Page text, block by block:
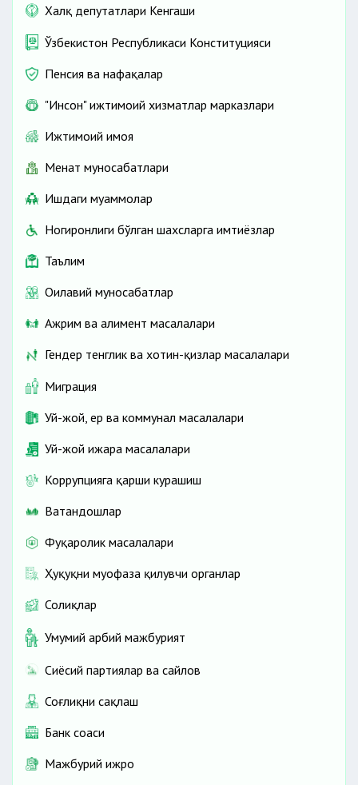
Халқ депутатлари Кенгаши
Ўзбекистон Республикаси Конституцияси
Пенсия ва нафақалар
"Инсон" ижтимоий хизматлар марказлари
Ижтимоий ҳимоя
Меҳнат муносабатлари
Ишдаги муаммолар
Ногиронлиги бўлган шахсларга имтиёзлар
Таълим
Оилавий муносабатлар
Ажрим ва алимент масалалари
Гендер тенглик ва хотин-қизлар масалалари
Миграция
Уй-жой, ер ва коммунал масалалари
Уй-жой ижара масалалари
Коррупцияга қарши курашиш
Ватандошлар
Фуқаролик масалалари
Ҳуқуқни муҳофаза қилувчи органлар
Солиқлар
Умумий ҳарбий мажбурият
Сиёсий партиялар ва сайлов
Соғлиқни сақлаш
Банк соҳаси
Мажбурий ижро